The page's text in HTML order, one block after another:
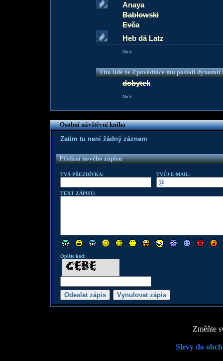
Anaya
Bablowski
Evča
Heb dä Latz
Nick
Tito lidé ze Zpovědnice mu poslali dynamit
dobytek
Nick
Osobní návštěvní kniha
Zatím tu není žádný záznam
Přidání nového zápisu
TVÁ PŘEZDÍVKA: TVŮJ E-MAIL:
TEXT ZÁPISU:
Opište kod:
Změňte
Slevy do